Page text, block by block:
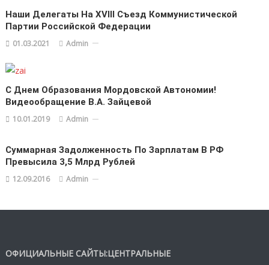
Наши Делегаты На XVIII Съезд Коммунистической
Партии Российской Федерации
01.03.2021 Admin
С Днем Образования Мордовской Автономии!
Видеообращение В.А. Зайцевой
10.01.2019 Admin
Суммарная Задолженность По Зарплатам В РФ
Превысила 3,5 Млрд Рублей
12.09.2016 Admin
ОФИЦИАЛЬНЫЕ САЙТЫ:ЦЕНТРАЛЬНЫЕ